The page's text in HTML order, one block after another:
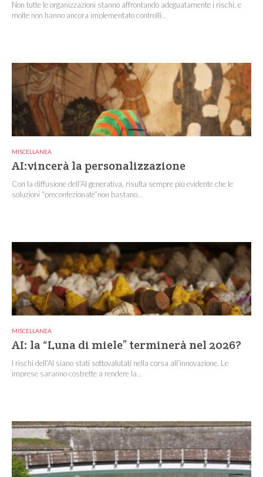
Non tutte le organizzazioni stanno affrontando adeguatamente i rischi, e
molte non hanno ancora implementato controlli...
MISCELLANEA
AI:vincerà la personalizzazione
Con la diffusione dell’AI generativa, risulta sempre più evidente che le
soluzioni “preconfezionate”non bastano...
MISCELLANEA
AI: la “Luna di miele” terminerà nel 2026?
I rischi dell’AI siano stati sottovalutati nella corsa all’innovazione. Le
imprese saranno costrette a rendere la...